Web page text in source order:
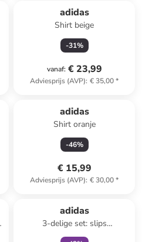
adidas
Shirt beige
-31%
vanaf: € 23,99
Adviesprijs (AVP): € 35,00*
adidas
Shirt oranje
-46%
€ 15,99
Adviesprijs (AVP): € 30,00*
adidas
3-delige set: slips
beige/lichtroze/zwart